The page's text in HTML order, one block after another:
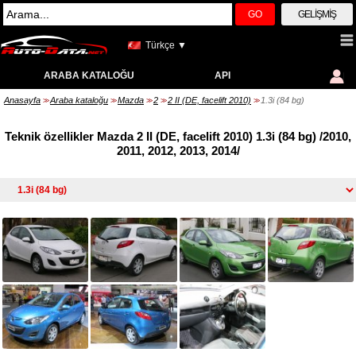
GO GELIŞMIŞ
Türkçe ▼
ARABA KATALOĞU API
Anasayfa >> Araba kataloğu >> Mazda >> 2 >> 2 II (DE, facelift 2010) >> 1.3i (84 bg)
Teknik özellikler Mazda 2 II (DE, facelift 2010) 1.3i (84 bg) /2010,
2011, 2012, 2013, 2014/